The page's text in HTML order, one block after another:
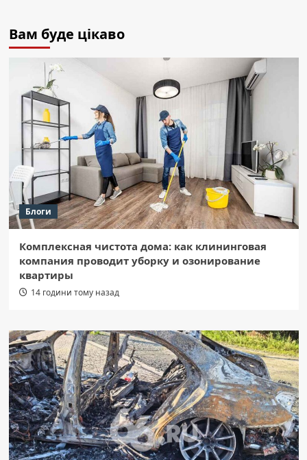
Вам буде цікаво
Блоги
Комплексная чистота дома: как клининговая
компания проводит уборку и озонирование
квартиры
14 години тому назад